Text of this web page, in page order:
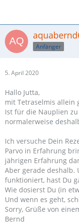
Anfänger
5. April 2020
Hallo Jutta,
mit Tetraselmis allein
Ist für die Nauplien
normalerweise
Ich versuche Dein
Parvo in Erfahrung
jährigen Erfahrung
Aber gerade
funktioniert, hast Du
Wie dosierst Du (in
Und wenn es geht,
Sorry, Grüße von
Bernd